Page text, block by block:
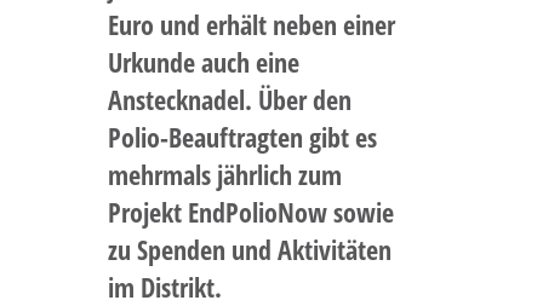
Euro und erhält neben einer
Urkunde auch eine
Anstecknadel. Über den
Polio-Beauftragten gibt es
mehrmals jährlich zum
Projekt EndPolioNow sowie
zu Spenden und Aktivitäten
im Distrikt.